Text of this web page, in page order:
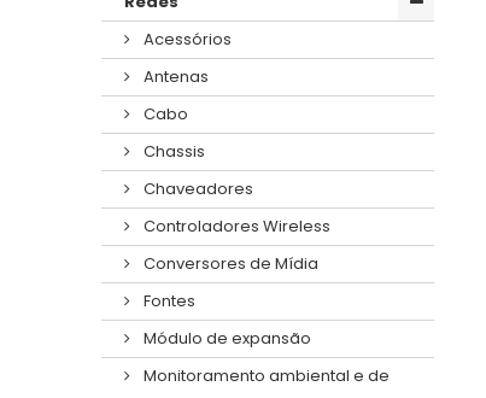
Acessórios
Antenas
Cabo
Chassis
Chaveadores
Controladores Wireless
Conversores de Mídia
Fontes
Módulo de expansão
Monitoramento ambiental e de